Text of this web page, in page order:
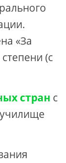
«За
(с
стран с